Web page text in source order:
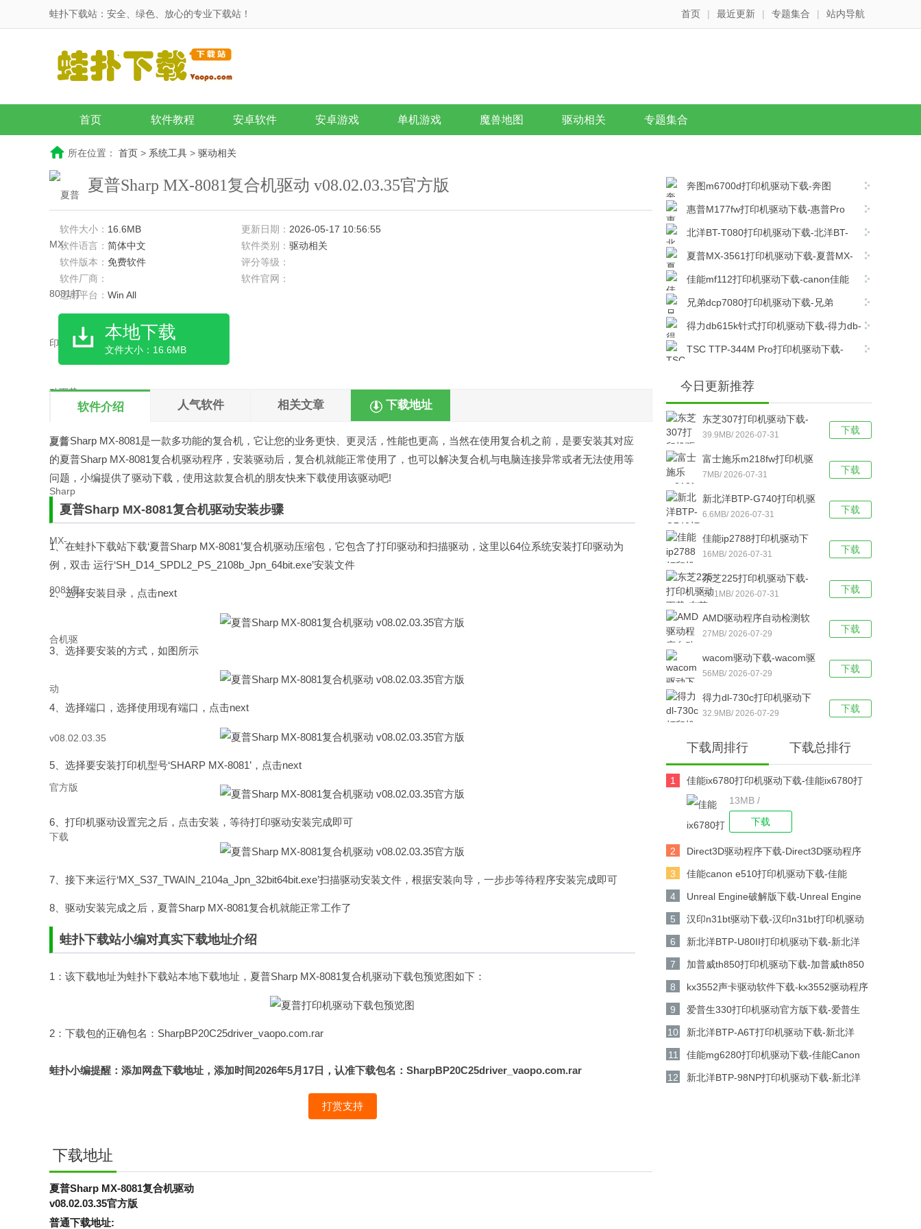
蛙扑下载站：安全、绿色、放心的专业下载站！ 首页 | 最近更新 | 专题集合 | 站内导航
首页 软件教程 安卓软件 安卓游戏 单机游戏 魔兽地图 驱动相关 专题集合
所在位置： 首页 > 系统工具 > 驱动相关
夏普Sharp MX-8081复合机驱动 v08.02.03.35官方版
软件大小： 16.6MB 更新日期： 2026-05-17 10:56:55
软件语言： 简体中文 软件类别： 驱动相关
软件版本： 免费软件
评分等级：
软件厂商：
软件官网：
适用平台： Win All
本地下载
文件大小：16.6MB
软件介绍 人气软件 相关文章 下载地址
夏普Sharp MX-8081是一款多功能的复合机，它让您的业务更快、更灵活，性能也更高，当然在使用复合机之前，是要安装其对应
的夏普Sharp MX-8081复合机驱动程序，安装驱动后，复合机就能正常使用了，也可以解决复合机与电脑连接异常或者无法使用等
问题，小编提供了驱动下载，使用这款复合机的朋友快来下载使用该驱动吧!
夏普Sharp MX-8081复合机驱动安装步骤
1、在蛙扑下载站下载‘夏普Sharp MX-8081’复合机驱动压缩包，它包含了打印驱动和扫描驱动，这里以64位系统安装打印驱动为
例，双击 运行‘SH_D14_SPDL2_PS_2108b_Jpn_64bit.exe’安装文件
2、选择安装目录，点击next
3、选择要安装的方式，如图所示
4、选择端口，选择使用现有端口，点击next
5、选择要安装打印机型号‘SHARP MX-8081’，点击next
6、打印机驱动设置完之后，点击安装，等待打印驱动安装完成即可
7、接下来运行‘MX_S37_TWAIN_2104a_Jpn_32bit64bit.exe’扫描驱动安装文件，根据安装向导，一步步等待程序安装完成即可
8、驱动安装完成之后，夏普Sharp MX-8081复合机就能正常工作了
蛙扑下载站小编对真实下载地址介绍
1：该下载地址为蛙扑下载站本地下载地址，夏普Sharp MX-8081复合机驱动下载包预览图如下：
2：下载包的正确包名：SharpBP20C25driver_vaopo.com.rar
蛙扑小编提醒：添加网盘下载地址，添加时间2026年5月17日，认准下载包名：SharpBP20C25driver_vaopo.com.rar
打赏支持
下载地址
夏普Sharp MX-8081复合机驱动
v08.02.03.35官方版
普通下载地址:
奔图m6700d打印机驱动下载-奔图
m6700d打印机驱动最新版下载
惠普M177fw打印机驱动下载-惠普Pro
M177fw MFP打印机驱动程序
v15.0.16260.1230官方版下载
北洋BT-T080打印机驱动下载-北洋BT-
T080打印机驱动 v1.10官方版下载
夏普MX-3561打印机驱动下载-夏普MX-
3561复合机驱动 v08.05.04.35官方版下载
佳能mf112打印机驱动下载-canon佳能
mf112打印机驱动电脑版下载
兄弟dcp7080打印机驱动下载-兄弟
dcp7080打印机驱动电脑版下载
得力db615k针式打印机驱动下载-得力db-
615k针式打印机驱动官方版下载
TSC TTP-344M Pro打印机驱动下载-
方最新版下载
今日更新推荐
下载
东芝307打印机驱动下载-
东芝307打印机驱动电脑版
下载
39.9MB/ 2026-07-31
下载
富士施乐m218fw打印机驱
动下载-富士施乐m218fw打
印机驱动官方版下载
7MB/ 2026-07-31
下载
新北洋BTP-G740打印机驱
动下载-新北洋BTP-G740
打印机驱动 v2.2.2.0官方版
6.6MB/ 2026-07-31
下载
佳能ip2788打印机驱动下
载-佳能ip2788打印机驱动
官方版下载
16MB/ 2026-07-31
下载
东芝225打印机驱动下载-
东芝Toshiba e-
STUDIO225打印机驱动电
36.1MB/ 2026-07-31
下载
AMD驱动程序自动检测软
件下载-AMD驱动程序自动
检测工具 v19.12.1 官方最
27MB/ 2026-07-29
下载
wacom驱动下载-wacom驱
动 v6.3.30 官方绿色版下载
56MB/ 2026-07-29
下载
得力dl-730c打印机驱动下
载-得力dl-730c条码打印机
32.9MB/ 2026-07-29
下载周排行 下载总排行
1
佳能ix6780打印机驱动下载-佳能ix6780打
印机驱动 v2.75 官方版下载
13MB /
下载
2
Direct3D驱动程序下载-Direct3D驱动程序
v2021下载
3
佳能canon e510打印机驱动下载-佳能
canon e510打印机驱动 V1.0 官方版下载
4
Unreal Engine破解版下载-Unreal Engine
V4.25.0中文版下载
5
汉印n31bt驱动下载-汉印n31bt打印机驱动
电脑版下载
6
新北洋BTP-U80II打印机驱动下载-新北洋
BTP-U80II打印机驱动 v1.01官方版下载
7
加普威th850打印机驱动下载-加普威th850
打印机驱动v7.0.1.0 官方版下载
8
kx3552声卡驱动软件下载-kx3552驱动程序
工具v5.15.18.1160 官方版下载
9
爱普生330打印机驱动官方版下载-爱普生
330打印机驱动 v6.74 中文版下载
10
新北洋BTP-A6T打印机驱动下载-新北洋
BTP-A6T打印机驱动 v1.0官方版下载
11
佳能mg6280打印机驱动下载-佳能Canon
PIXMA MG6280打印机驱动电脑版下载
12
新北洋BTP-98NP打印机驱动下载-新北洋